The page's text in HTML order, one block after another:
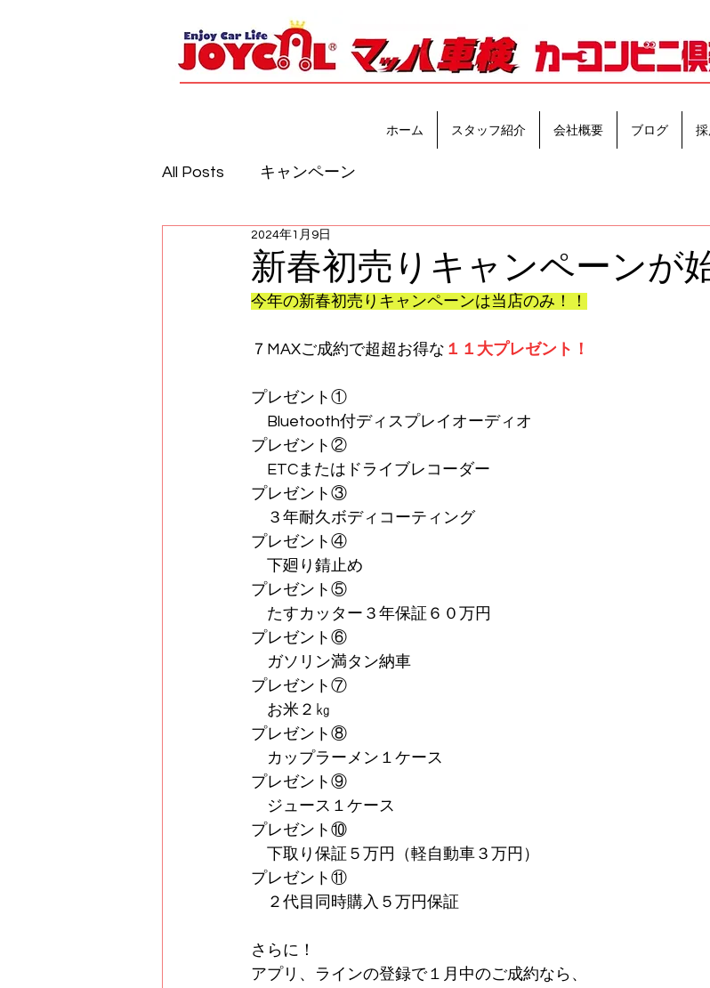
ホーム スタッフ紹介 会社概要 ブログ
All Posts キャンペーン
新春初売りキャンペーンが
2024年1月9日
今年の新春初売りキャンペーンは当店のみ！！
７MAXご成約で超超お得な １１大プレゼント！
プレゼント①
Bluetooth付ディスプレイオーディオ
プレゼント②
ETCまたはドライブレコーダー
プレゼント③
３年耐久ボディコーティング
プレゼント④
下廻り錆止め
プレゼント⑤
たすカッター３年保証６０万円
プレゼント⑥
ガソリン満タン納車
プレゼント⑦
お米２㎏
プレゼント⑧
カップラーメン１ケース
プレゼント⑨
ジュース１ケース
プレゼント⑩
下取り保証５万円（軽自動車３万円）
プレゼント⑪
２代目同時購入５万円保証
さらに！
アプリ、ラインの登録で１月中のご成約なら、